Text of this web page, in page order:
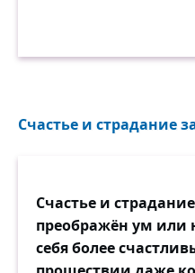
Счастье и страдание
Счастье и
преображён ум или
себя более